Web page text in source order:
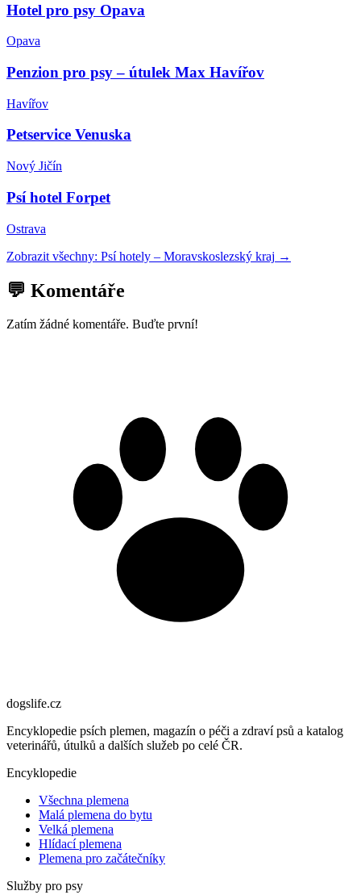
Hotel pro psy Opava
Opava
Penzion pro psy – útulek Max Havířov
Havířov
Petservice Venuska
Nový Jičín
Psí hotel Forpet
Ostrava
Zobrazit všechny: Psí hotely – Moravskoslezský kraj →
💬 Komentáře
Zatím žádné komentáře. Buďte první!
dogslife.cz
Encyklopedie psích plemen, magazín o péči a zdraví psů a katalog
veterinářů, útulků a dalších služeb po celé ČR.
Encyklopedie
Všechna plemena
Malá plemena do bytu
Velká plemena
Hlídací plemena
Plemena pro začátečníky
Služby pro psy